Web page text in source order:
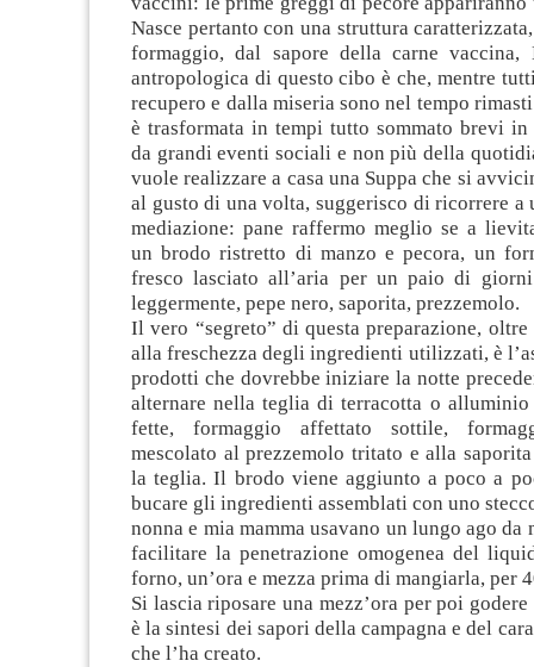
Nasce pertanto con una struttura
formaggio, dal sapore della carne vaccina,
antropologica di questo cibo è che, mentre
recupero e dalla miseria sono nel tempo
è trasformata in tempi tutto sommato brevi
da grandi eventi sociali e non più della
vuole realizzare a casa una Suppa che si
al gusto di una volta, suggerisco di ricorrere a
mediazione: pane raffermo meglio se a
un brodo ristretto di manzo e pecora, un
fresco lasciato all’aria per un paio di
leggermente, pepe nero, saporita, prezzemolo.
Il vero “segreto” di questa preparazione, oltre
alla freschezza degli ingredienti utilizzati, è
prodotti che dovrebbe iniziare la notte
alternare nella teglia di terracotta o
fette, formaggio affettato sottile,
mescolato al prezzemolo tritato e alla
la teglia. Il brodo viene aggiunto a poco a
bucare gli ingredienti assemblati con uno
nonna e mia mamma usavano un lungo ago da
facilitare la penetrazione omogenea del
forno, un’ora e mezza prima di mangiarla, per
Si lascia riposare una mezz’ora per poi
è la sintesi dei sapori della campagna e del
che l’ha creato.